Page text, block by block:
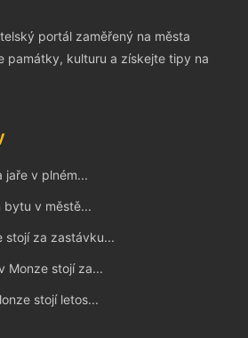
portál zaměřený na města
památky, kulturu a získejte tipy na
jaře v plném...
v městě...
stojí za zastávku...
Monze stojí za...
stojí letos...